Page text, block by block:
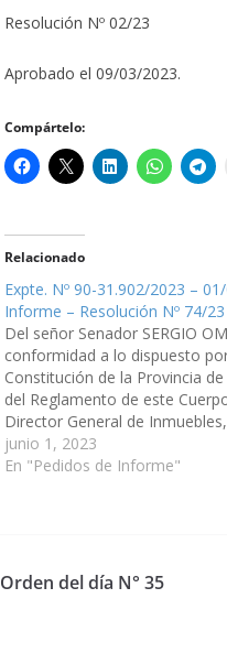
Resolución Nº 02/23
Aprobado el 09/03/2023.
Compártelo:
Relacionado
Expte. Nº 90-31.902/2023 –
Informe – Resolución Nº 74/23
Del señor Senador SERGIO
conformidad a lo dispuesto
Constitución de la Provincia
del Reglamento de este
Director General de
de diez (10) días, informe y…
junio 1, 2023
En "Pedidos de Informe"
Orden del día N° 35